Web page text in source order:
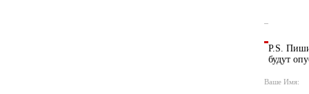
P.S.
будут
Ваше Имя: